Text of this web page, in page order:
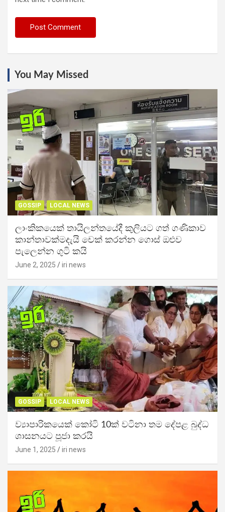
You May Missed
GOSSIP LOCAL NEWS
ලාංකිකයෙක් තායිලන්තයේදී කුලියට ගත් ගණිකාව
කාන්තාවක්මදැයි චෙක් කරන්න ගොස් ඔළුව
පැලෙන්න ගුටි කයි
June 2, 2025 iri news
GOSSIP LOCAL NEWS
ව්‍යාපාරිකයෙක් කෝටි 10ක් වටිනා තම දේපළ බුද්ධ
ශාසනයට පූජා කරයි
June 1, 2025 iri news